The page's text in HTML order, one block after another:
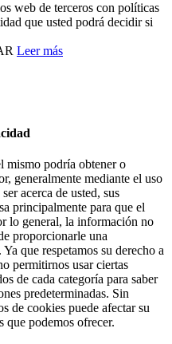
web de terceros con políticas
que usted podrá decidir si
Leer más
mismo podría obtener o
generalmente mediante el uso
acerca de usted, sus
principalmente para que el
lo general, la información no
proporcionarle una
que respetamos su derecho a
permitirnos usar ciertas
de cada categoría para saber
predeterminadas. Sin
de cookies puede afectar su
que podemos ofrecer.